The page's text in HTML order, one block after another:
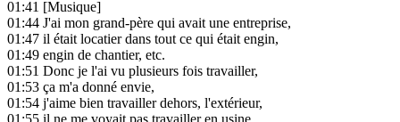
01:41 [Musique]
01:44 J'ai mon grand-père qui avait une entreprise,
01:47 il était locatier dans tout ce qui était engin,
01:49 engin de chantier, etc.
01:51 Donc je l'ai vu plusieurs fois travailler,
01:53 ça m'a donné envie,
01:54 j'aime bien travailler dehors, l'extérieur,